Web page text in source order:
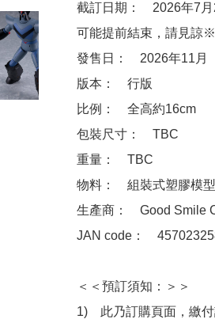
截訂日期：　2026年7
可能提前結束，請見諒※
發售日：　2026年11月
版本：　行版
比例：　全高約16cm
包裝尺寸：　TBC
重量：　TBC
物料：　組裝式塑膠模型
生產商：　Good Smile
JAN code：　
＜＜預訂須知：＞＞
1)　此乃訂購頁面，繳